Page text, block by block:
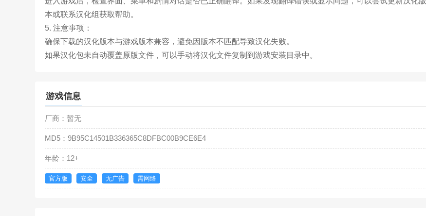
本或联系汉化组获取帮助。
5. 注意事项：
确保下载的汉化版本与游戏版本兼容，避免因版本不匹配导致汉化失败。
如果汉化包未自动覆盖原版文件，可以手动将汉化文件复制到游戏安装目录中。
游戏信息
厂商：暂无
MD5：9B95C14501B336365C8DFBC00B9CE6E4
年龄：12+
官方版 安全 无广告 需网络